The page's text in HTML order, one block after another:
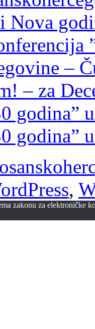
Nova
–
– za
godina”
godina”
,
zakonu za elektroničke